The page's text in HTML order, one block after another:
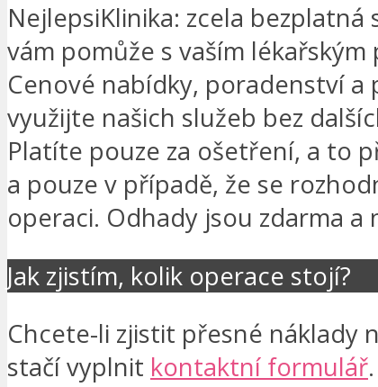
NejlepsiKlinika: zcela bezplatná
vám pomůže s vaším
Cenové nabídky, poradenství a
využijte našich služeb bez
Platíte pouze za ošetření, a to
a pouze v případě, že se
operaci. Odhady jsou zdarma a
Jak zjistím, kolik operace stojí?
Chcete-li zjistit přesné náklady
stačí vyplnit kontaktní formulář